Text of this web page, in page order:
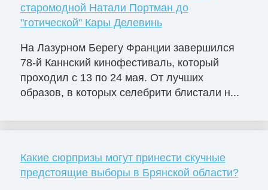
старомодной Натали Портман до
"готической" Кары Делевинь
На Лазурном Берегу Франции завершился
78-й Каннский кинофестиваль, который
проходил с 13 по 24 мая. От лучших
образов, в которых селебрити блистали н...
Какие сюрпризы могут принести скучные
предстоящие выборы в Брянской области?